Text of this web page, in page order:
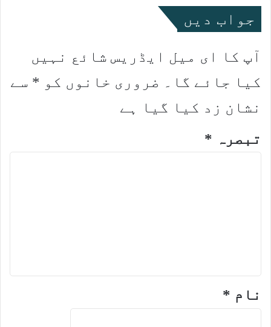
جواب دیں
آپ کا ای میل ایڈریس شائع نہیں
کیا جائے گا۔
ضروری خانوں کو * سے
نشان زد کیا گیا ہے
تبصرہ *
نام *